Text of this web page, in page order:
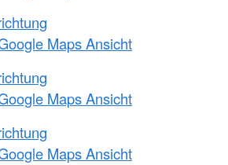
Maps Ansicht
Maps Ansicht
Maps Ansicht